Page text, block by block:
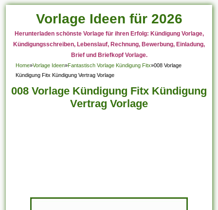
Vorlage Ideen für 2026
Herunterladen schönste Vorlage für ihren Erfolg: Kündigung Vorlage,
Kündigungsschreiben, Lebenslauf, Rechnung, Bewerbung, Einladung,
Brief und Briefkopf Vorlage.
Home»Vorlage Ideen»Fantastisch Vorlage Kündigung Fitx»008 Vorlage
Kündigung Fitx Kündigung Vertrag Vorlage
008 Vorlage Kündigung Fitx Kündigung
Vertrag Vorlage